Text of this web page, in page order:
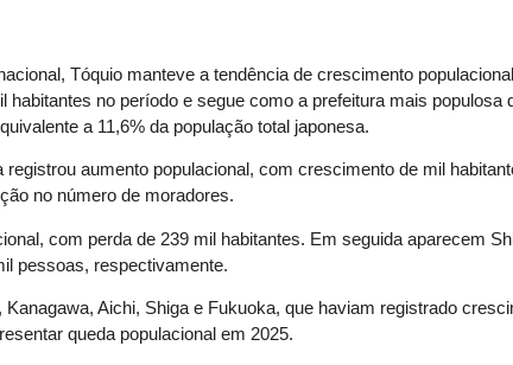
Tóquio manteve a tendência de crescimento
habitantes no período e segue como a prefeitura mais populosa
a 11,6% da população total japonesa.
aumento populacional, com crescimento de mil
no número de moradores.
com perda de 239 mil habitantes. Em seguida aparecem
pessoas, respectivamente.
Aichi, Shiga e Fukuoka, que haviam registrado
queda populacional em 2025.